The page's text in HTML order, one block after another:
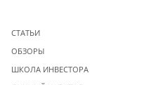
СТАТЬИ
ОБЗОРЫ
ШКОЛА ИНВЕСТОРА